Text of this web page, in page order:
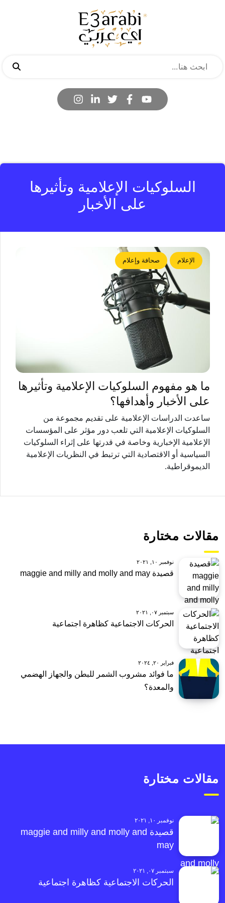
السلوكيات الإعلامية وتأثيرها
على الأخبار
الإعلام صحافة وإعلام
ما هو مفهوم السلوكيات الإعلامية وتأثيرها
على الأخبار وأهدافها؟
ساعدت ‏الدراسات الإعلامية على تقديم مجموعة من
السلوكيات الإعلامية التي تلعب دور مؤثر ‏على المؤسسات
الإعلامية الإخبارية وخاصة في قدرتها على إثراء السلوكيات
السياسية أو الاقتصادية التي ترتبط في النظريات الإعلامية
الديموقراطية.
مقالات مختارة
نوفمبر ١٠, ٢٠٢١
قصيدة maggie and milly and molly and may
سبتمبر ٠٧, ٢٠٢١
الحركات الاجتماعية كظاهرة اجتماعية
فبراير ٢٠, ٢٠٢٤
ما فوائد مشروب الشمر للبطن والجهاز الهضمي
والمعدة؟
مقالات مختارة
نوفمبر ١٠, ٢٠٢١
قصيدة maggie and milly and molly and
may
سبتمبر ٠٧, ٢٠٢١
الحركات الاجتماعية كظاهرة اجتماعية